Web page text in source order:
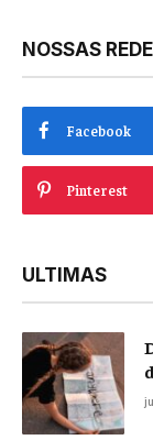
NOSSAS
Facebook
Pinterest
ULTIMAS